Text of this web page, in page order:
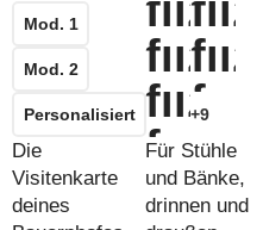
Mod. 1
Mod. 2
Personalisiert
Die
Visitenkarte
deines
+9
Für Stühle
und Bänke,
drinnen und